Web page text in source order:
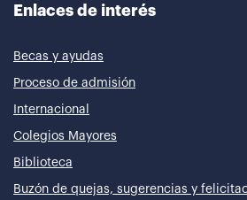
Enlaces de interés
Becas y ayudas
Proceso de admisión
Internacional
Colegios Mayores
Biblioteca
Buzón de quejas, sugerencias y